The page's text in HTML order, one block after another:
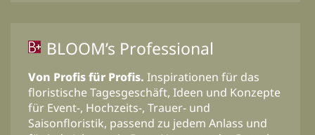
BLOOM’s Professional
Von Profis für Profis. Inspirationen für das
floristische Tagesgeschäft, Ideen und Konzepte
für Event-, Hochzeits-, Trauer- und
Saisonfloristik, passend zu jedem Anlass und